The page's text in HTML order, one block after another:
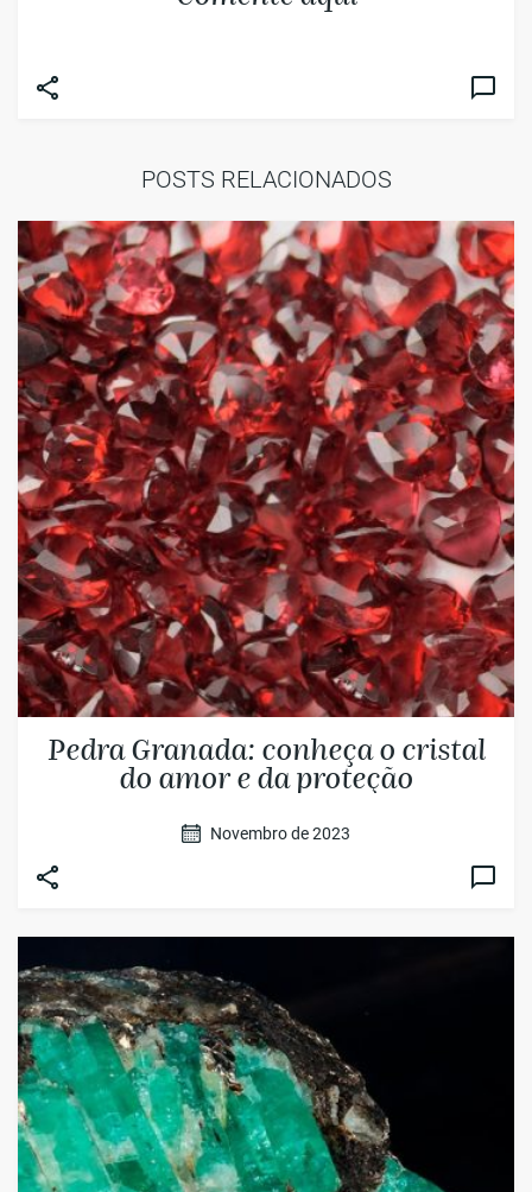
POSTS RELACIONADOS
Pedra Granada: conheça o cristal
do amor e da proteção
Novembro de 2023